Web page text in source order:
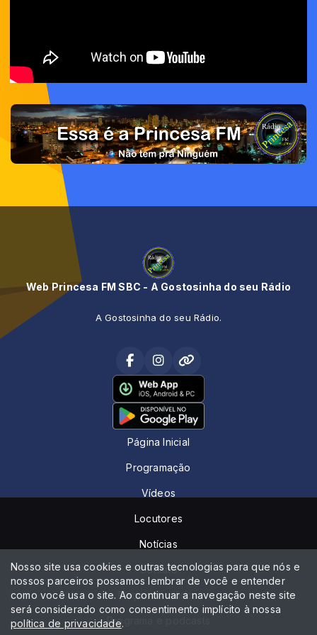
Web Princesa FM SBC - A Gostosinha do seu Rádio
A Gostosinha do seu Rádio.
Página Inicial
Programação
Vídeos
Locutores
Notícias
Contato
Peça sua música
Programa e podcasts
Nosso site usa cookies e outras tecnologias para que nós e
nossos parceiros possamos lembrar de você e entender
como você usa o site. Ao continuar a navegação neste site
será considerado como consentimento implícito à nossa
política de privacidade.